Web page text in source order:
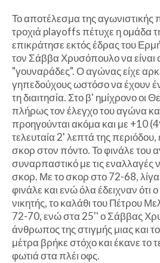
Το αποτέλεσμα της αγωνιστικής
τροχιά playoffs πέτυχε η ομάδα
επικράτησε εκτός έδρας του
τον Σάββα Χρυσόπουλο να είναι
"γουναράδες". Ο αγώνας είχε
γηπεδούχους ωστόσο να έχουν
τη διαιτησία. Στο β' ημίχρονο οι
πλήρως τον έλεγχο του αγώνα
προηγούνται ακόμα και με +10
τελευταία 2' λεπτά της
σκορ στον πόντο. Το φινάλε του
συναρπαστικό με τις εναλλαγές
σκορ. Με το σκορ στο 72-68, λίγα
φινάλε και ενώ όλα έδειχναν ότι
νικητής, το καλάθι του Πέτρου
72-70, ενώ στα 25'' ο Σάββας
άνθρωπος της στιγμής μιας και
μέτρα βρήκε στόχο και έκανε το
φωτιά στα πλέι οφς.